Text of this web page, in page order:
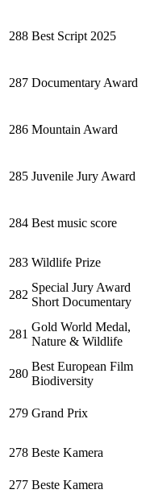
288 Best Script 2025
287 Documentary Award
286 Mountain Award
285 Juvenile Jury Award
284 Best music score
283 Wildlife Prize
282
Special Jury Award
Short Documentary
281
Gold World Medal,
Nature & Wildlife
280
Best European Film
Biodiversity
279 Grand Prix
278 Beste Kamera
277 Beste Kamera